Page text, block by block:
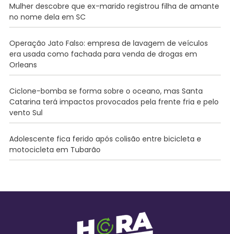
Mulher descobre que ex-marido registrou filha de amante
no nome dela em SC
Operação Jato Falso: empresa de lavagem de veículos
era usada como fachada para venda de drogas em
Orleans
Ciclone-bomba se forma sobre o oceano, mas Santa
Catarina terá impactos provocados pela frente fria e pelo
vento Sul
Adolescente fica ferido após colisão entre bicicleta e
motocicleta em Tubarão